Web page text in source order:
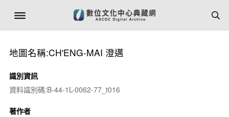
地圖名稱:CH'ENG-MAI 澄邁
識別資訊
資料識別碼:B-44-1L-0062-77_t016
著作者